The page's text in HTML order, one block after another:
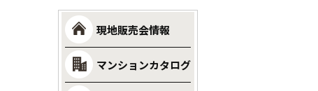
現地販売会情報
マンションカタログ